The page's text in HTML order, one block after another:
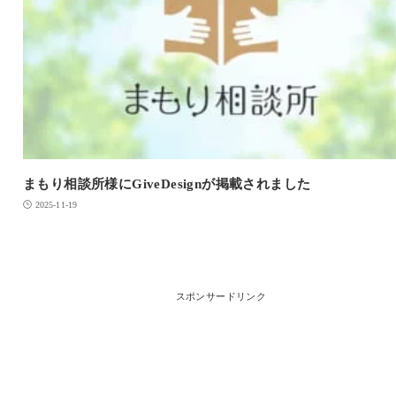
まもり相談所様にGiveDesignが掲載されました
2025-11-19
スポンサードリンク